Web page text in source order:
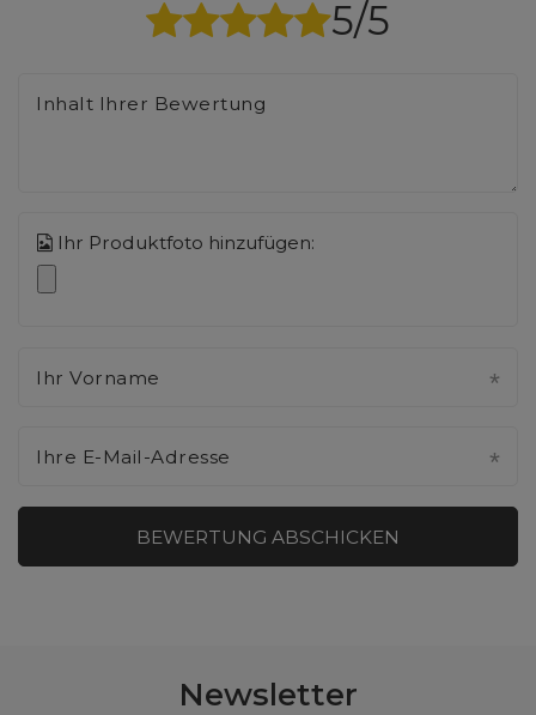
5/5
Inhalt Ihrer Bewertung
Ihr Produktfoto hinzufügen:
Ihr Vorname
Ihre E-Mail-Adresse
BEWERTUNG ABSCHICKEN
Newsletter